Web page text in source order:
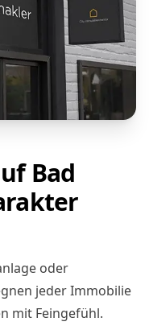
Bad
oder
jeder Immobilie
mit Feingefühl.